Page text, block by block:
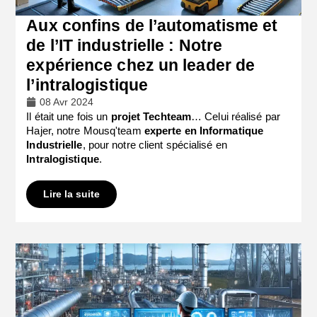
Aux confins de l’automatisme et
de l’IT industrielle : Notre
expérience chez un leader de
l’intralogistique
08 Avr 2024
Il était une fois un projet Techteam… Celui réalisé par
Hajer, notre Mousq'team experte en Informatique
Industrielle, pour notre client spécialisé en
Intralogistique.
Lire la suite